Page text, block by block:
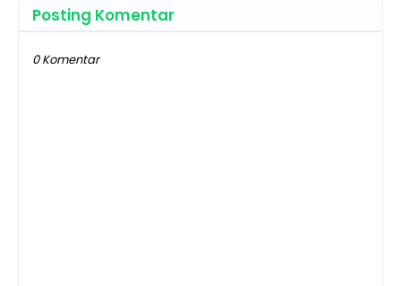
Posting Komentar
0 Komentar